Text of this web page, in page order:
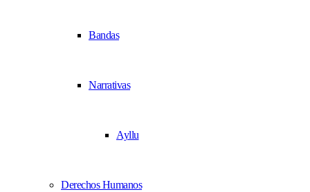
Bandas
Narrativas
Ayllu
Derechos Humanos